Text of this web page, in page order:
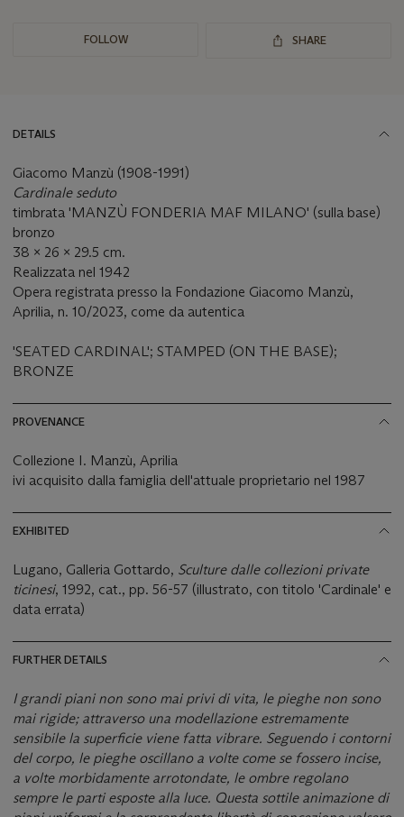
FOLLOW SHARE
DETAILS
Giacomo Manzù (1908-1991)
Cardinale seduto
timbrata 'MANZÙ FONDERIA MAF MILANO' (sulla base)
bronzo
38 x 26 x 29.5 cm.
Realizzata nel 1942
Opera registrata presso la Fondazione Giacomo Manzù,
Aprilia, n. 10/2023, come da autentica
'SEATED CARDINAL'; STAMPED (ON THE BASE);
BRONZE
PROVENANCE
Collezione I. Manzù, Aprilia
ivi acquisito dalla famiglia dell'attuale proprietario nel 1987
EXHIBITED
Lugano, Galleria Gottardo, Sculture dalle collezioni private
ticinesi, 1992, cat., pp. 56-57 (illustrato, con titolo 'Cardinale' e
data errata)
FURTHER DETAILS
I grandi piani non sono mai privi di vita, le pieghe non sono
mai rigide; attraverso una modellazione estremamente
sensibile la superficie viene fatta vibrare. Seguendo i contorni
del corpo, le pieghe oscillano a volte come se fossero incise,
a volte morbidamente arrotondate, le ombre regolano
sempre le parti esposte alla luce. Questa sottile animazione di